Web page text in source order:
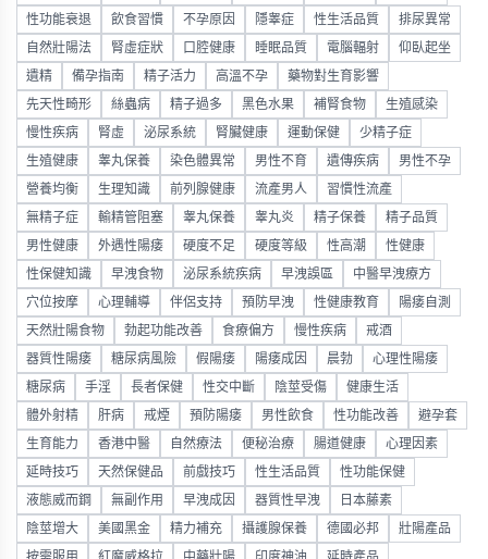
性功能衰退 飲食習慣 不孕原因 隱睾症 性生活品質 排尿異常
自然壯陽法 腎虛症狀 口腔健康 睡眠品質 電腦輻射 仰臥起坐
遺精 備孕指南 精子活力 高溫不孕 藥物對生育影響
先天性畸形 絲蟲病 精子過多 黑色水果 補腎食物 生殖感染
慢性疾病 腎虛 泌尿系統 腎臟健康 運動保健 少精子症
生殖健康 睾丸保養 染色體異常 男性不育 遺傳疾病 男性不孕
營養均衡 生理知識 前列腺健康 流產男人 習慣性流產
無精子症 輸精管阻塞 睾丸保養 睾丸炎 精子保養 精子品質
男性健康 外遇性陽痿 硬度不足 硬度等級 性高潮 性健康
性保健知識 早洩食物 泌尿系統疾病 早洩誤區 中醫早洩療方
穴位按摩 心理輔導 伴侶支持 預防早洩 性健康教育 陽痿自測
天然壯陽食物 勃起功能改善 食療偏方 慢性疾病 戒酒
器質性陽痿 糖尿病風險 假陽痿 陽痿成因 晨勃 心理性陽痿
糖尿病 手淫 長者保健 性交中斷 陰莖受傷 健康生活
體外射精 肝病 戒煙 預防陽痿 男性飲食 性功能改善 避孕套
生育能力 香港中醫 自然療法 便秘治療 腸道健康 心理因素
延時技巧 天然保健品 前戲技巧 性生活品質 性功能保健
液態威而鋼 無副作用 早洩成因 器質性早洩 日本藤素
陰莖增大 美國黑金 精力補充 攝護腺保養 德國必邦 壯陽產品